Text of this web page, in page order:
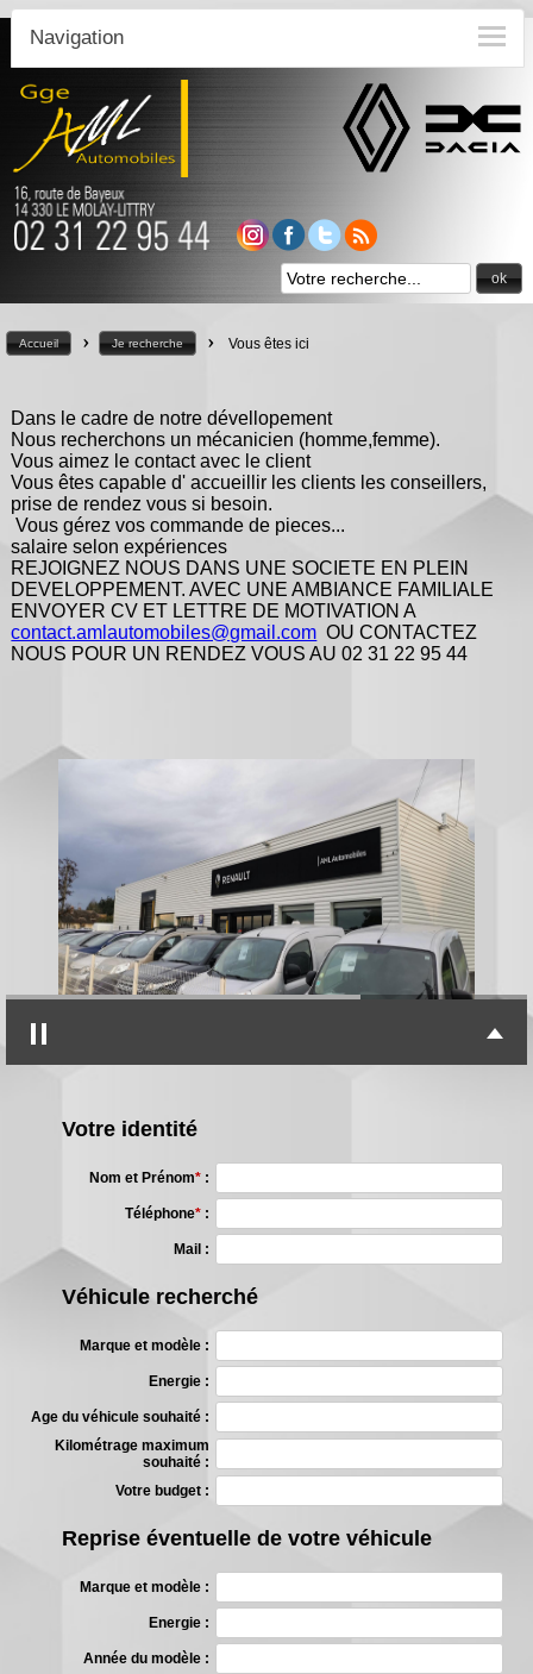
ok
Navigation
Accueil > Je recherche > Vous êtes ici
Dans le cadre de notre dévellopement
Nous recherchons un mécanicien (homme,femme).
Vous aimez le contact avec le client
Vous êtes capable d' accueillir les clients les conseillers,
prise de rendez vous si besoin.
Vous gérez vos commande de pieces...
salaire selon expériences
REJOIGNEZ NOUS DANS UNE SOCIETE EN PLEIN
DEVELOPPEMENT. AVEC UNE AMBIANCE FAMILIALE
ENVOYER CV ET LETTRE DE MOTIVATION A
contact.amlautomobiles@gmail.com OU CONTACTEZ
NOUS POUR UN RENDEZ VOUS AU 02 31 22 95 44
Votre identité
Nom et Prénom* :
Téléphone* :
Mail :
Véhicule recherché
Marque et modèle :
Energie :
Age du véhicule souhaité :
Kilométrage maximum
souhaité :
Votre budget :
Reprise éventuelle de votre véhicule
Marque et modèle :
Energie :
Année du modèle :